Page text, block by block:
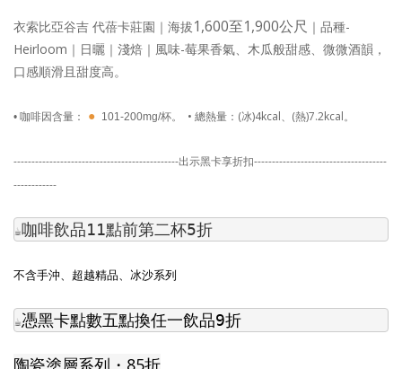
衣索比亞谷吉 代蓓卡莊園 ｜海拔1,600至1,900公尺 ｜品種-
Heirloom｜日曬 ｜淺焙｜風味-莓果香氣、木瓜般甜感、微微酒韻，
口感順滑且甜度高。
• 咖啡因含量： ● 101-200mg/杯。 • 總熱量：(冰)4kcal、(熱)7.2kcal。
----------------------------------------------出示黑卡享折扣-------------------------------------
------------
☕咖啡飲品11點前第二杯5折
不含手沖、超越精品、冰沙系列
☕憑黑卡點數五點換任一飲品9折